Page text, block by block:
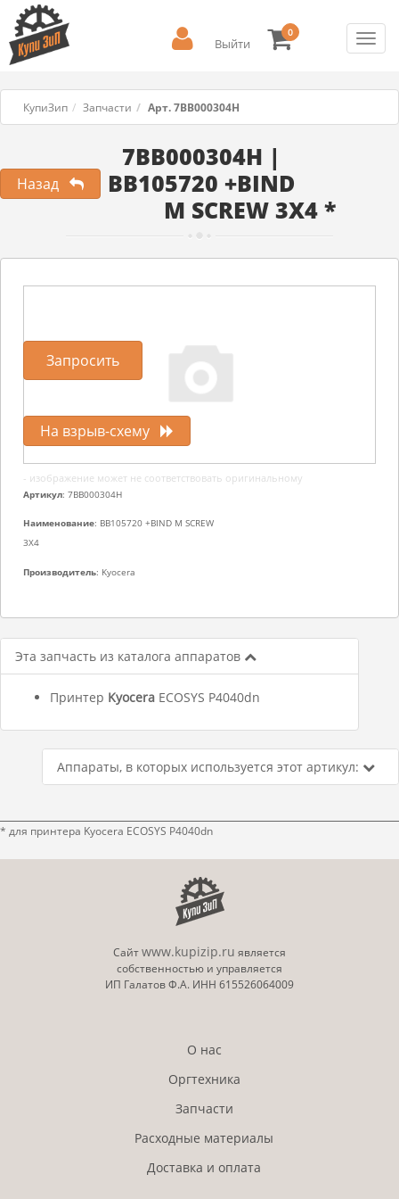
Выйти
0
КупиЗип Запчасти Арт. 7BB000304H
Назад
7BB000304H |
BB105720 +BIND
M SCREW 3X4 *
- изображение может не соответствовать оригинальному
Артикул: 7BB000304H
Наименование: BB105720 +BIND M SCREW
3X4
Производитель: Kyocera
Запросить
На взрыв-схему
Эта запчасть из каталога аппаратов
Принтер Kyocera ECOSYS P4040dn
Аппараты, в которых используется этот артикул:
* для принтера Kyocera ECOSYS P4040dn
Сайтwww.kupizip.ru является
собственностью и управляется
ИП Галатов Ф.А. ИНН 615526064009
О нас
Оргтехника
Запчасти
Расходные материалы
Доставка и оплата